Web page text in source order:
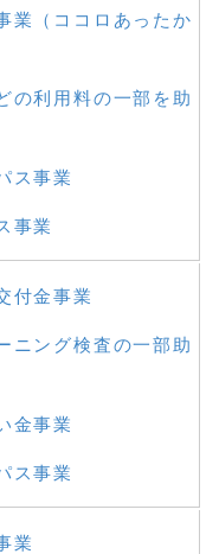
業（ココロあったか
の利用料の一部を助
ス事業
事業
付金事業
ニング検査の一部助
金事業
ス事業
業